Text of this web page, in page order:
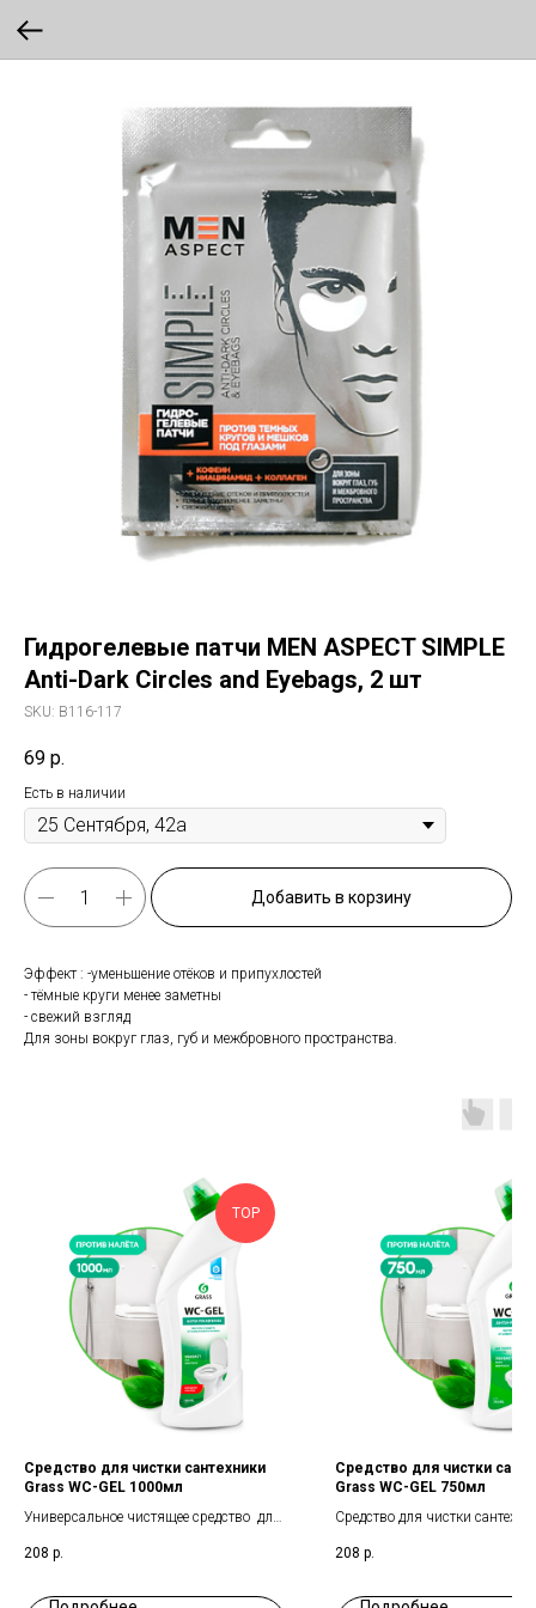
Гидрогелевые патчи MEN ASPECT SIMPLE
Anti-Dark Circles and Eyebags, 2 шт
SKU: B116-117
69 р.
Есть в наличии
Добавить в корзину
Эффект : -уменьшение отёков и припухлостей
- тёмные круги менее заметны
- свежий взгляд
Для зоны вокруг глаз, губ и межбровного пространства.
TOP
Средство для чистки сантехники
Grass WC-GEL 1000мл
Универсальное чистящее средство для
208 р.
Средство для чистки
Grass WC-GEL 750мл
Средство для чистки
208 р.